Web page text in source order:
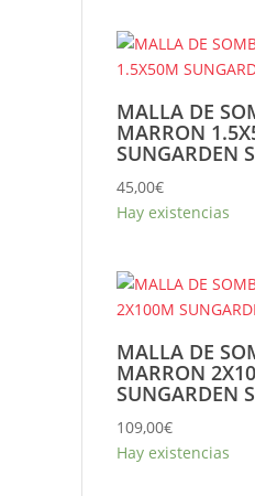
MALLA DE
MARRON
SUNGARDEN
45,00€
Hay existencias
MALLA DE
MARRON
SUNGARDEN
109,00€
Hay existencias